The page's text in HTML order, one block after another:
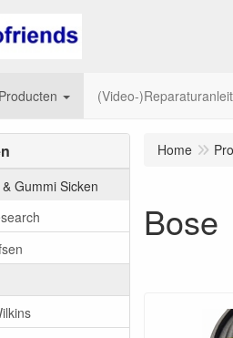
Producten (Video-
Gummi Sicken
Home
Bose